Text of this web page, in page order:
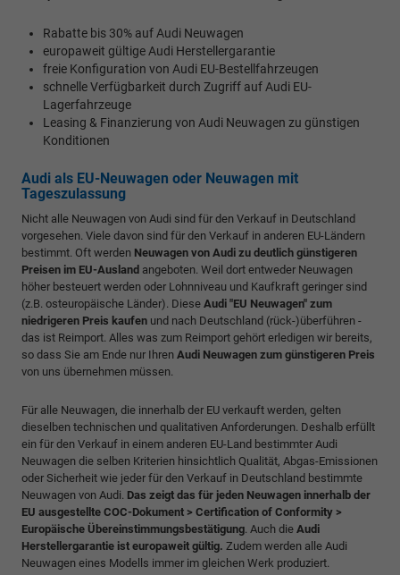
Rabatte bis 30% auf Audi Neuwagen
europaweit gültige Audi Herstellergarantie
freie Konfiguration von Audi EU-Bestellfahrzeugen
schnelle Verfügbarkeit durch Zugriff auf Audi EU-
Lagerfahrzeuge
Leasing & Finanzierung von Audi Neuwagen zu günstigen
Konditionen
Audi als EU-Neuwagen oder Neuwagen mit
Tageszulassung
Nicht alle Neuwagen von Audi sind für den Verkauf in Deutschland
vorgesehen. Viele davon sind für den Verkauf in anderen EU-Ländern
bestimmt. Oft werden Neuwagen von Audi zu deutlich günstigeren
Preisen im EU-Ausland angeboten. Weil dort entweder Neuwagen
höher besteuert werden oder Lohnniveau und Kaufkraft geringer sind
(z.B. osteuropäische Länder). Diese Audi "EU Neuwagen" zum
niedrigeren Preis kaufen und nach Deutschland (rück-)überführen -
das ist Reimport. Alles was zum Reimport gehört erledigen wir bereits,
so dass Sie am Ende nur Ihren Audi Neuwagen zum günstigeren Preis
von uns übernehmen müssen.
Für alle Neuwagen, die innerhalb der EU verkauft werden, gelten
dieselben technischen und qualitativen Anforderungen. Deshalb erfüllt
ein für den Verkauf in einem anderen EU-Land bestimmter Audi
Neuwagen die selben Kriterien hinsichtlich Qualität, Abgas-Emissionen
oder Sicherheit wie jeder für den Verkauf in Deutschland bestimmte
Neuwagen von Audi. Das zeigt das für jeden Neuwagen innerhalb der
EU ausgestellte COC-Dokument > Certification of Conformity >
Europäische Übereinstimmungsbestätigung . Auch die Audi
Herstellergarantie ist europaweit gültig. Zudem werden alle Audi
Neuwagen eines Modells immer im gleichen Werk produziert.